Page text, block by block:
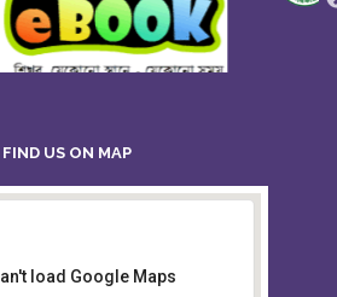
FIND US ON MAP